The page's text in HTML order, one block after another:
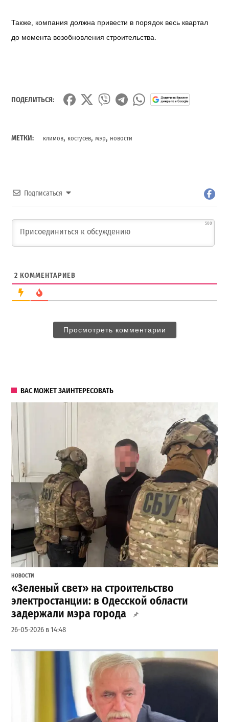
Также компания должна привести в порядок весь квартал
до момента возобновления строительства
ПОДЕЛИТЬСЯ:
МЕТКИ: климов, костусев,мэр, новости
Подписаться
500
2 КОММЕНТАРИЕВ
Просмотреть комментарии
ВАС МОЖЕТ ЗАИНТЕРЕСОВАТЬ
НОВОСТИ
«Зеленый свет» на строительство
электростанции: в Одесской области
задержали мэра города
26-05-2026 в 14:48